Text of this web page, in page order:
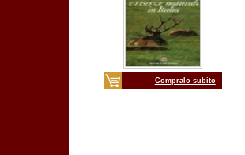
Compralo subito